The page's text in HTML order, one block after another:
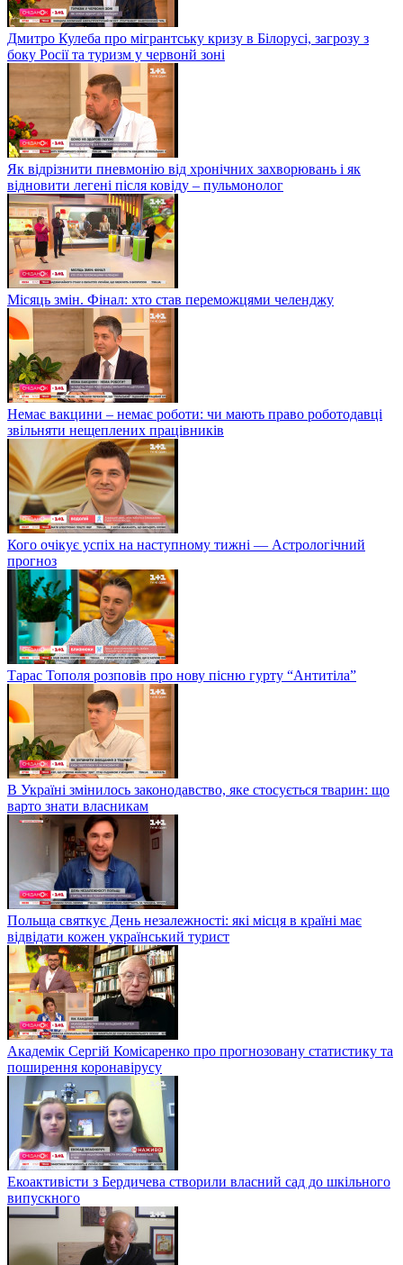
Дмитро Кулеба про мігрантську кризу в Білорусі, загрозу з
боку Росії та туризм у червонй зоні
Як відрізнити пневмонію від хронічних захворювань і як
відновити легені після ковіду – пульмонолог
Місяць змін. Фінал: хто став переможцями челенджу
Немає вакцини – немає роботи: чи мають право роботодавці
звільняти нещеплених працівників
Кого очікує успіх на наступному тижні — Астрологічний
прогноз
Тарас Тополя розповів про нову пісню гурту “Антитіла”
В Україні змінилось законодавство, яке стосується тварин: що
варто знати власникам
Польща святкує День незалежності: які місця в країні має
відвідати кожен український турист
Академік Сергій Комісаренко про прогнозовану статистику та
поширення коронавірусу
Екоактивісти з Бердичева створили власний сад до шкільного
випускного